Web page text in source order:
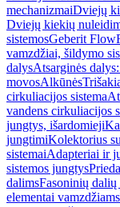
mechanizmaiDviejų
Dviejų kiekių
sistemosGeberit
vamzdžiai, šildymo
dalysAtsarginės
movosAlkūnės
cirkuliacijos sistema
vandens cirkuliacijos
jungtys, išardomieji
jungtimiKolektorius
sistemaiAdapteriai ir
sistemos jungtys
dalimsFasoninių dalių
elementai vamzdžiams